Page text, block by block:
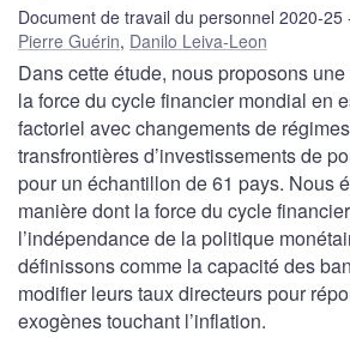
Document de travail du personnel 2020-25
Pierre Guérin, Danilo Leiva-Leon
Dans cette étude, nous proposons
la force du cycle financier mondial en
factoriel avec changements de
transfrontières d’investissements de
pour un échantillon de 61 pays. Nous
manière dont la force du cycle
l’indépendance de la politique
définissons comme la capacité des
modifier leurs taux directeurs pour
exogènes touchant l’inflation.